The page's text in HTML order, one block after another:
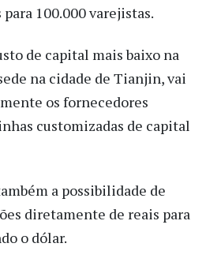
100.000 varejistas.
de capital mais baixo na
na cidade de Tianjin, vai
os fornecedores
customizadas de capital
a possibilidade de
diretamente de reais para
o dólar.